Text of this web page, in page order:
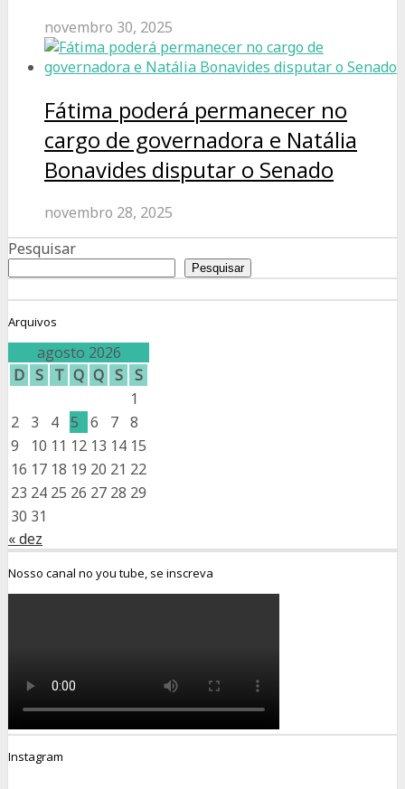
novembro 30, 2025
Fátima poderá permanecer no
cargo de governadora e Natália
Bonavides disputar o Senado
novembro 28, 2025
Pesquisar
Pesquisar
Arquivos
agosto 2026
D S T Q Q S
S
1
2
3 4 5 6 7 8
9
10 11 12 13 14 15
16 17 18 19 20 21 22
23 24 25 26 27 28 29
30 31
« dez
Nosso canal no you tube, se inscreva
Instagram